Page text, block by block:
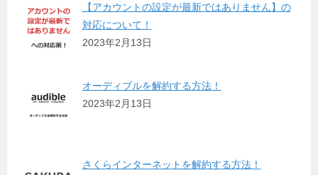
【アカウントの設定が最新ではありません】の
対応について！
2023年2月13日
オーディブルを解約する方法！
2023年2月13日
さくらインターネットを解約する方法！